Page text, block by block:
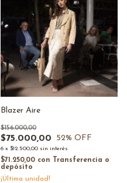
Blazer Aire
$75.000,00
$156.000,00
52% OFF
6 x $12.500,00 sin interés
$71.250,00 con
Transferencia o
depósito
¡Última unidad!